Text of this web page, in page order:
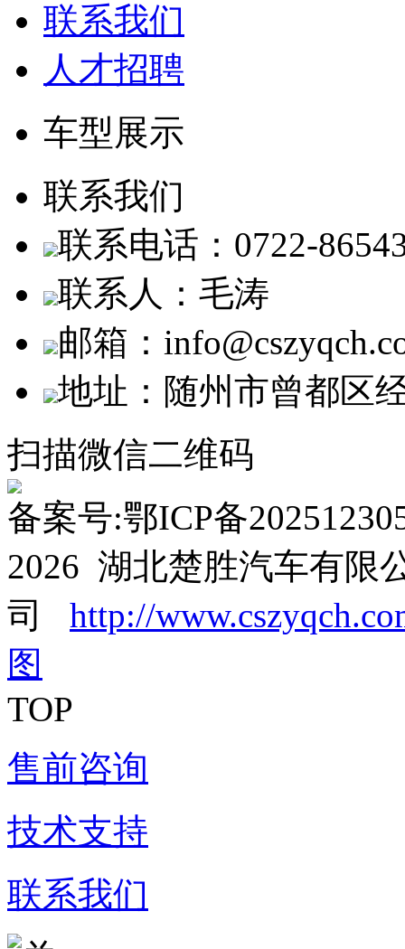
联系我们
人才招聘
车型展示
联系我们
联系电话：0722-
联系人：毛涛
邮箱：
地址：随州市曾都区
扫描微信二维码
备案号:鄂ICP备
2026 湖北楚胜汽车有限
司 http://
图
TOP
售前咨询
技术支持
联系我们